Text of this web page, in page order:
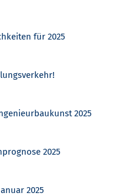
für 2025
2025
2025
2025